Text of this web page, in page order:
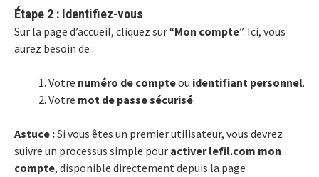
Étape 2 : Identifiez-vous
Sur la page d’accueil, cliquez sur “Mon compte”. Ici, vous
aurez besoin de :
Votre numéro de compteou identifiant personnel.
Votre mot de passe sécurisé.
Astuce :Si vous êtes un premier utilisateur, vous devrez
suivre un processus simple pour activer lefil.com mon
compte, disponible directement depuis la page